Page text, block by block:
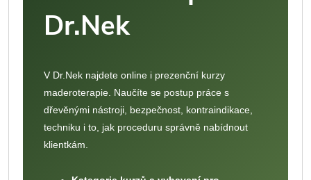
Dr.Nek
V Dr.Nek najdete online i prezenční kurzy
maderoterapie. Naučíte se postup práce s
dřevěnými nástroji, bezpečnost, kontraindikace,
techniku i to, jak proceduru správně nabídnout
klientkám.